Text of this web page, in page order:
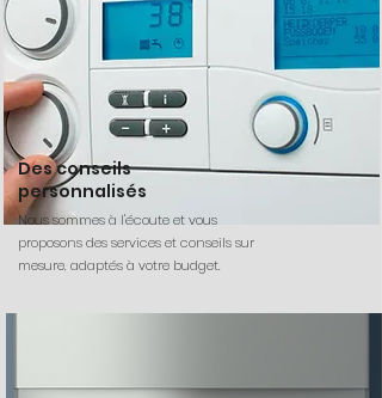
Des conseils
personnalisés
Nous sommes à l'écoute et vous
proposons des services et conseils sur
mesure, adaptés à votre budget.